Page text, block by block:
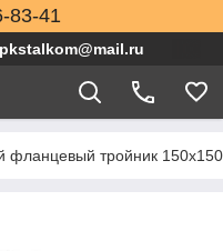
83-41
фланцевый тройник